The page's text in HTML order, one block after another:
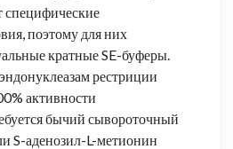
специфические
поэтому для них
кратные SE-буферы.
рестриции
активности
бычий сывороточный
S-аденозил-L-метионин